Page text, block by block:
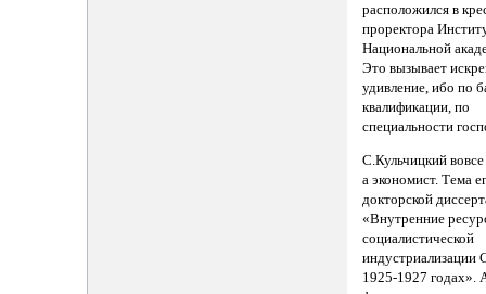
расположился в
проректора
Национальной
Это вызывает
удивление, ибо по
квалификации, по
специальности
С.Кульчицкий
а экономист. Тема
докторской
«Внутренние
социалистической
индустриализации
1925-1927 годах».